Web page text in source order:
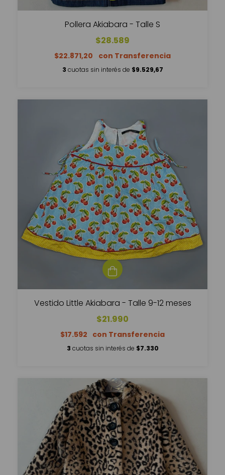
Pollera Akiabara - Talle S
$28.589
$22.871,20
3 cuotas sin interés de $9.529,67
Vestido Little Akiabara - Talle 9-12 meses
$21.990
$17.592
3 cuotas sin interés de $7.330